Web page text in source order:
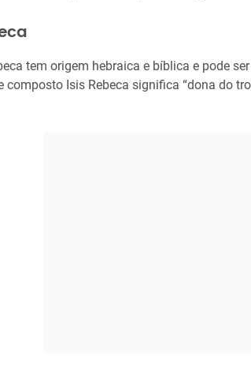
tem origem hebraica e bíblica e pode
composto Isis Rebeca significa “dona do